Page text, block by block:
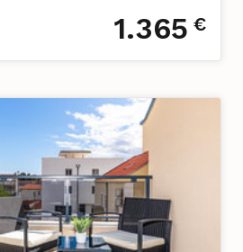
1.365 €